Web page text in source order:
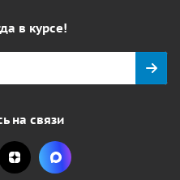
в курсе!
на связи